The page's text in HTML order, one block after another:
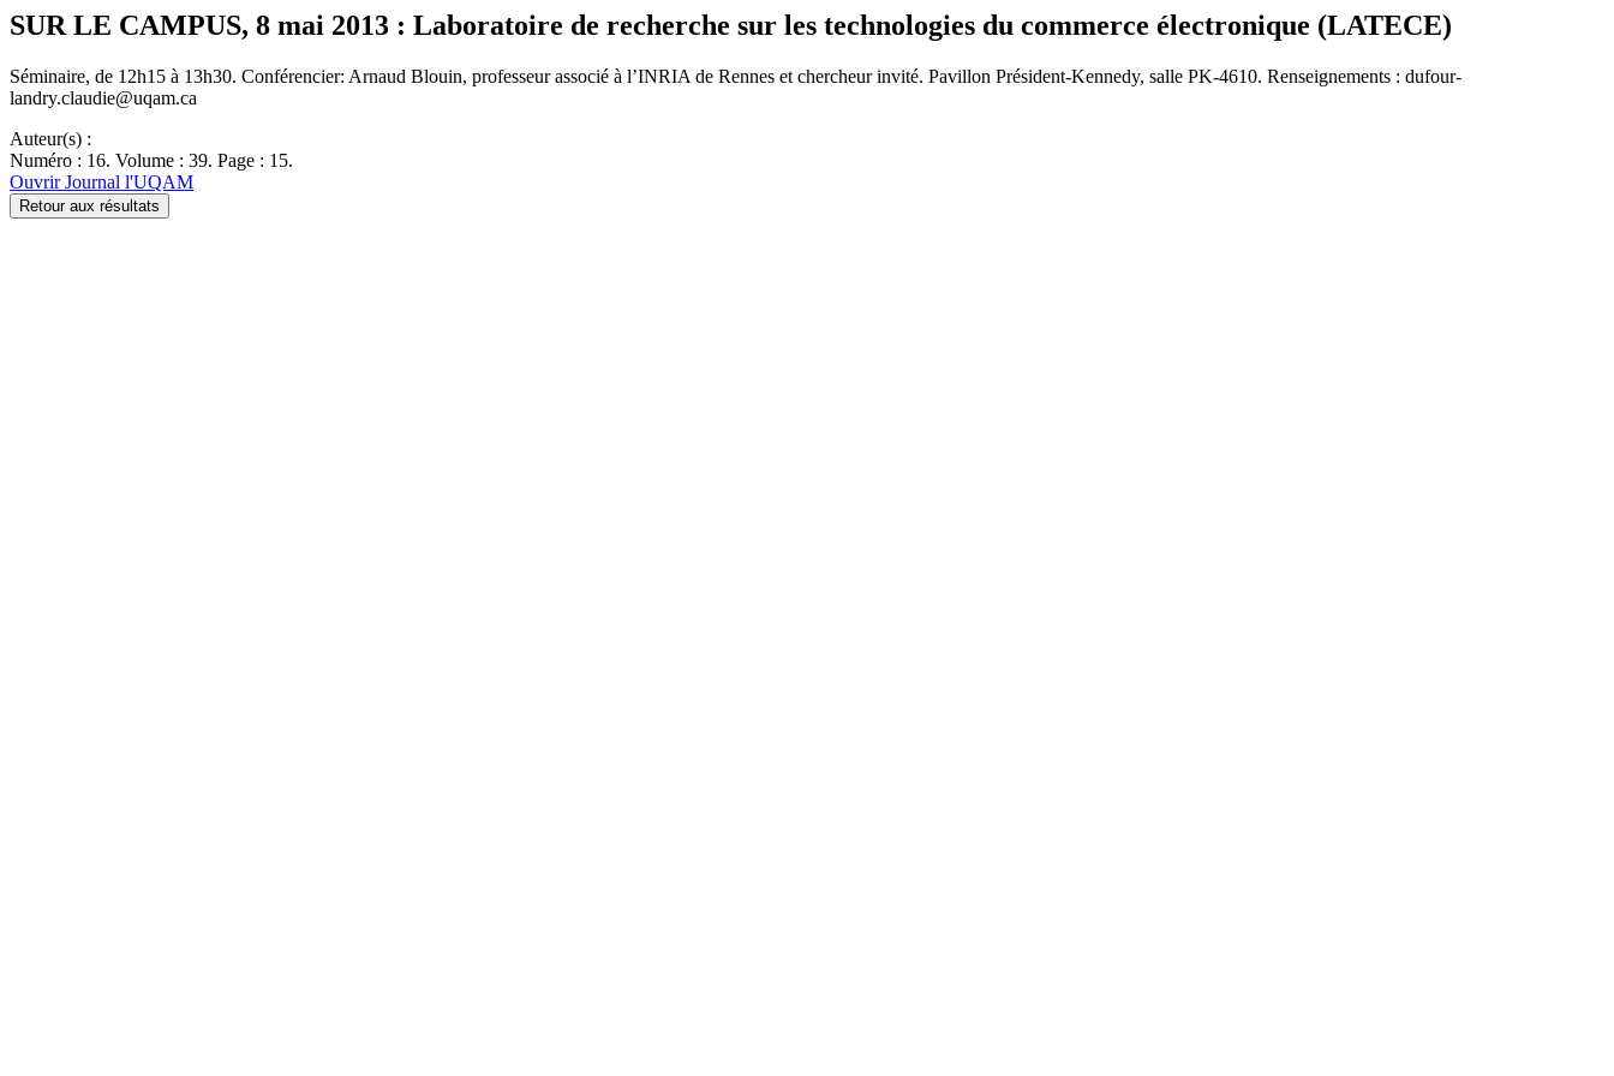
SUR LE CAMPUS, 8 mai 2013 : Laboratoire de recherche sur les technologies du commerce électronique (LATECE)
Séminaire, de 12h15 à 13h30. Conférencier: Arnaud Blouin, professeur associé à l’INRIA de Rennes et chercheur invité. Pavillon Président-Kennedy, salle PK-4610. Renseignements : dufour-
landry.claudie@uqam.ca
Auteur(s) :
Numéro : 16. Volume : 39. Page : 15.
Ouvrir Journal l'UQAM
Retour aux résultats